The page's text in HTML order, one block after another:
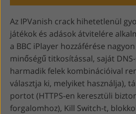
Az IPVanish crack hihetetlenül
játékok és adások átvitelére
a BBC iPlayer hozzáférése
minőségű titkosítással, saját
harmadik felek kombinációival
választja ki, melyiket használja),
portot (HTTPS-en keresztüli
forgalomhoz), Kill Switch-t,